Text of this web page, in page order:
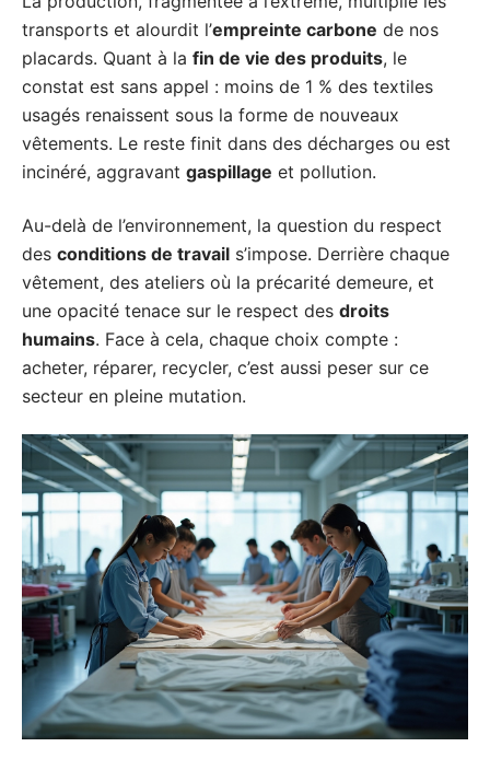
transports et alourdit l’empreinte carbone de nos
placards. Quant à la fin de vie des produits, le
constat est sans appel : moins de 1 % des textiles
usagés renaissent sous la forme de nouveaux
vêtements. Le reste finit dans des décharges ou est
incinéré, aggravant gaspillage et pollution.
Au-delà de l’environnement, la question du respect
des conditions de travail s’impose. Derrière chaque
vêtement, des ateliers où la précarité demeure, et
une opacité tenace sur le respect des droits
humains. Face à cela, chaque choix compte :
acheter, réparer, recycler, c’est aussi peser sur ce
secteur en pleine mutation.